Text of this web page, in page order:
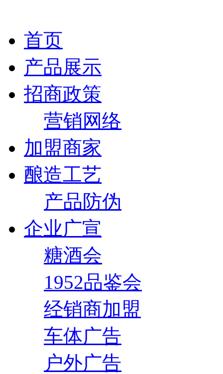
首页
产品展示
招商政策
营销网络
加盟商家
酿造工艺
产品防伪
企业广宣
糖酒会
1952品鉴会
经销商加盟
车体广告
户外广告